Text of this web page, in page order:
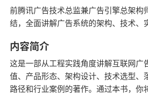
前腾讯广告技术总监兼广告引擎总架构
结，全面讲解广告系统的架构、技术、
内容简介
这是一部从工程实践角度讲解互联网广
值、产品形态、架构设计、技术选型、
路径和行业案例的著作。通过本书，你